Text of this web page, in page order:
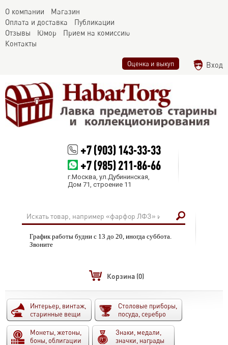
О компании
Магазин
Оплата и доставка
Публикации
Отзывы
Юмор
Прием на комиссию
Контакты
Оценка и выкуп Вход
+7 (903) 143-33-33
+7 (985) 211-86-66
г.Москва, ул.Дубининская,
Дом 71, строение 11
График работы будни с 13 до 20, иногда суббота.
Звоните
Корзина (0)
Интерьер, винтаж,
старинные вещи
Столовые приборы,
посуда, серебро
Монеты, жетоны,
боны, облигации
Знаки, медали,
значки, награды